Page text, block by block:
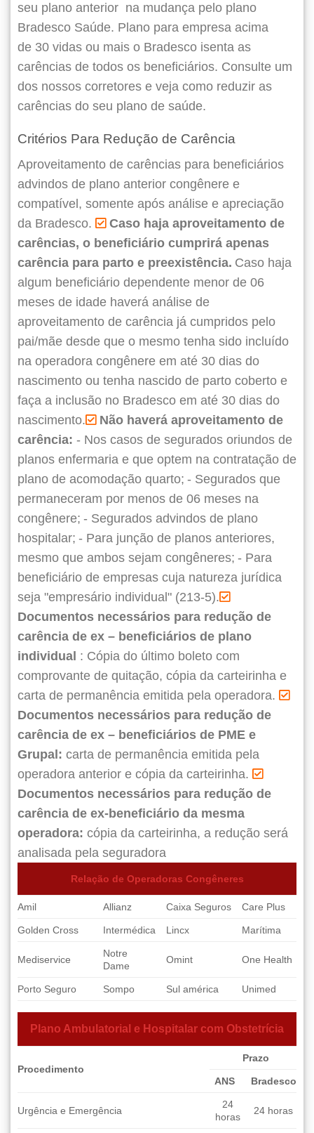
seu plano anterior na mudança pelo plano
Bradesco Saúde. Plano para empresa acima
de 30 vidas ou mais o Bradesco isenta as
carências de todos os beneficiários. Consulte um
dos nossos corretores e veja como reduzir as
carências do seu plano de saúde.
Critérios Para Redução de Carência
Aproveitamento de carências para beneficiários
advindos de plano anterior congênere e
compatível, somente após análise e apreciação
da Bradesco.
Caso haja aproveitamento de
carências, o beneficiário cumprirá apenas
carência para parto e preexistência. Caso haja
algum beneficiário dependente menor de 06
meses de idade haverá análise de
aproveitamento de carência já cumpridos pelo
pai/mãe desde que o mesmo tenha sido incluído
na operadora congênere em até 30 dias do
nascimento ou tenha nascido de parto coberto e
faça a inclusão no Bradesco em até 30 dias do
nascimento.
Não haverá aproveitamento de
carência: - Nos casos de segurados oriundos de
planos enfermaria e que optem na contratação de
plano de acomodação quarto; - Segurados que
permaneceram por menos de 06 meses na
congênere; - Segurados advindos de plano
hospitalar; - Para junção de planos anteriores,
mesmo que ambos sejam congêneres; - Para
beneficiário de empresas cuja natureza jurídica
seja "empresário individual" (213-5).
Documentos necessários para redução de
carência de ex – beneficiários de plano
individual : Cópia do último boleto com
comprovante de quitação, cópia da carteirinha e
carta de permanência emitida pela operadora.
Documentos necessários para redução de
carência de ex – beneficiários de PME e
Grupal: carta de permanência emitida pela
operadora anterior e cópia da carteirinha.
Documentos necessários para redução de
carência de ex-beneficiário da mesma
operadora: cópia da carteirinha, a redução será
analisada pela seguradora
Relação de Operadoras Congêneres
Amil Allianz Caixa Seguros Care Plus
Golden Cross Intermédica Lincx Marítima
Mediservice
Notre
Dame
Omint One Health
Porto Seguro Sompo Sul américa Unimed
Plano Ambulatorial e Hospitalar com Obstetrícia
Procedimento
Prazo
ANS Bradesco
Urgência e Emergência
24
horas
24 horas